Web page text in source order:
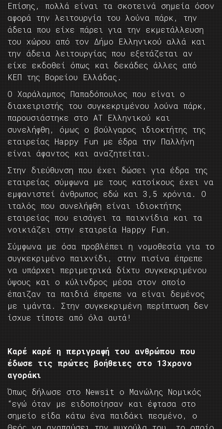
Επίσης, πολλά είναι τα σκοτεινά σημεία όσον
αφορά την λειτουργία του λούνα πάρκ, την
άδεια που είχε πάρει για την εκμετάλλευση
του χώρου από τον Δήμο Ελληνικού αλλά και
την άδεια λειτουργίας που εξετάζεται αν
είχε εκδοθεί όπως και δεκάδες άλλες από
ΚΕΠ της Βορείου Ελλάδας.
Ο Χαράλαμπος Παπαδόπουλος που είναι ο
διαχειριστής του συγκεκριμένου λούνα πάρκ,
παρουσιάστηκε στο ΑΤ Ελληνικού και
συνελήφθη, όμως ο βούλγαρος ιδιοκτήτης της
εταιρείας Happy Fun με έδρα την Παλλήνη
είναι άφαντος και αναζητείται.
Στην διεύθυνση που έχει δώσει για έδρα της
εταιρείας σύμφωνα με τους κατοίκους έχει να
εμφανιστεί άνθρωπος εδώ και 3,5 χρόνια. Ο
ιταλός που συνελήφθη είναι ιδιοκτήτης
εταιρείας που εισάγει τα παιχνίδια και τα
νοικιάζει στην εταιρεία Happy Fun.
Σύμφωνα με όσα προβλέπει η νομοθεσία για το
συγκεκριμένο παιχνίδι, στην πισίνα έπρεπε
να υπάρχει περιμετρικά δίχτυ συγκεκριμένου
ύψους και ο κύλινδρος μέσα στον οποίο
έπαιζαν τα παιδιά έπρεπε να είναι δεμένος
με ιμάντα. Στην συγκεκριμένη περίπτωση δεν
ίσχυε τίποτε από όλα αυτά!
Καρέ καρέ η περιγραφή του ανθρώπου που
έδωσε τις πρώτες βοήθειες στο 13χρονο
αγοράκι
Όπως δήλωσε στο Newsit o Μανώλης Νομικός
“εγώ όταν με ειδοποίησαν και έφτασα στο
σημείο είδα κάτω ένα παιδάκι πεσμένο, ο